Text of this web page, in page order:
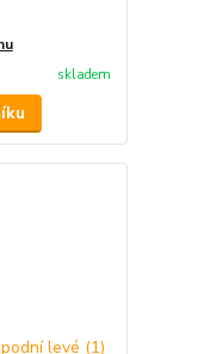
skladem